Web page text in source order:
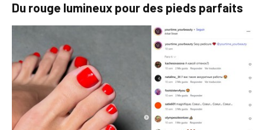
Du rouge lumineux pour des pieds parfaits